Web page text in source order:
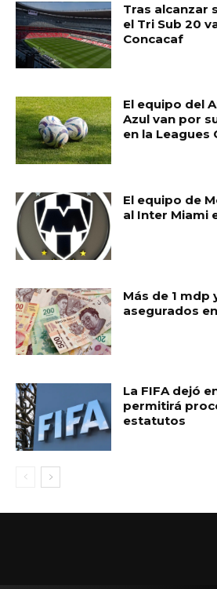
Tras alcanzar
el Tri Sub 20
Concacaf
El equipo del
Azul van por
en la Leagues
El equipo de
al Inter Miami
Más de 1 mdp
asegurados
La FIFA dejó
permitirá
estatutos